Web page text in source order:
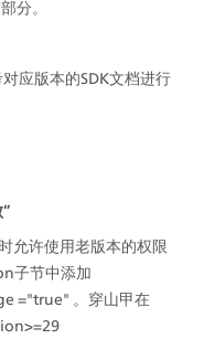
分。
应版本的SDK文档进行
允许使用老版本的权限
子节中添加
="true" 。穿山甲在